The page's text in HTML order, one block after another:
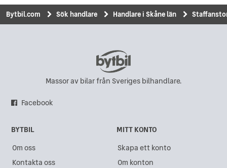
Bytbil.com Sök handlare Handlare i Skåne län
Massor av bilar från Sveriges bilhandlare.
Facebook
BYTBIL
Om oss
Kontakta oss
MITT KONTO
Skapa ett konto
Om konton